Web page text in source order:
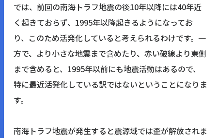
では、前回の南海トラフ地震の後10年以降には40年近
く起きておらず、1995年以降起きるようになってお
り、このため活発化していると考えられるわけです。一
方で、より小さな地震まで含めたり、赤い破線より東側
まで含めると、1995年以前にも地震活動はあるので、
特に最近活発化している訳ではないということになりま
す。
南海トラフ地震が発生すると震源域では歪が解放されま